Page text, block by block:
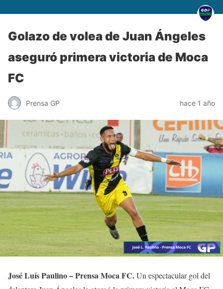
Golazo de volea de Juan Ángeles
aseguró primera victoria de Moca
FC
Prensa GP hace 1 año
José Luís Paulino – Prensa Moca FC.Un espectacular gol del